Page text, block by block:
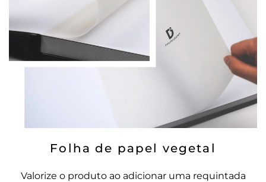
Folha de papel vegetal
Valorize o produto ao adicionar uma requintada